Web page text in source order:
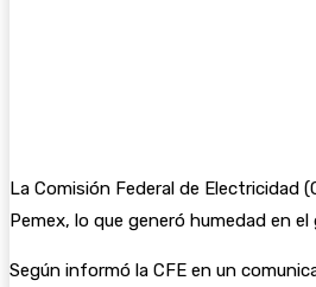
La Comisión Federal de Electricidad
Pemex, lo que generó humedad en
Según informó la CFE en un